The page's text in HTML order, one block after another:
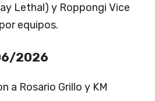
Lethal) y Roppongi Vice
equipos.
2026
a Rosario Grillo y KM